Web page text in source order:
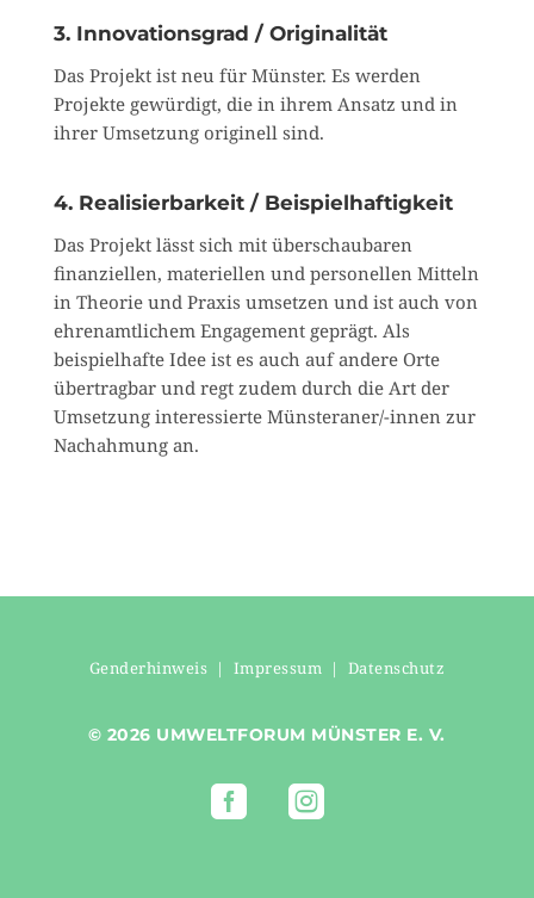
3. Innovationsgrad / Originalität
Das Projekt ist neu für Münster. Es werden
Projekte gewürdigt, die in ihrem Ansatz und in
ihrer Umsetzung originell sind.
4. Realisierbarkeit / Beispielhaftigkeit
Das Projekt lässt sich mit überschaubaren
finanziellen, materiellen und personellen Mitteln
in Theorie und Praxis umsetzen und ist auch von
ehrenamtlichem Engage­ment geprägt. Als
beispielhafte Idee ist es auch auf andere Orte
übertragbar und regt zudem durch die Art der
Umsetzung interessierte Münsteraner/-innen zur
Nach­ah­mung an.
Genderhinweis | Impressum | Datenschutz
© 2026 UMWELTFORUM MÜNSTER E. V.
 